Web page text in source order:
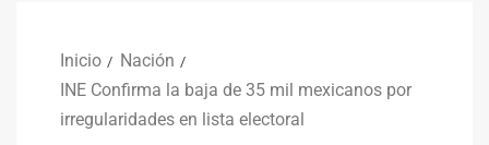
Inicio
Nación
INE Confirma la baja de 35 mil mexicanos por
irregularidades en lista electoral